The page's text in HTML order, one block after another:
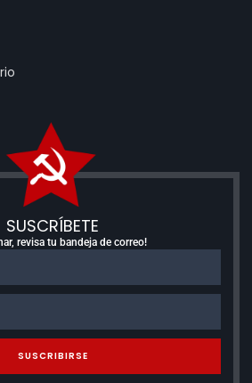
SUSCRÍBETE
revisa tu bandeja de correo!
SUSCRIBIRSE